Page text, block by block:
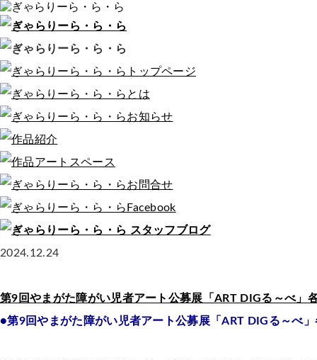
2024.12.24
第9回やまがた障がい児者アート公募展「ART DIGる～べ」
●第9回やまがた障がい児者アート公募展「ART DIGる～べ